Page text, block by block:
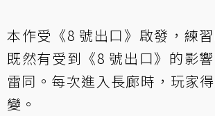
本作受《8 號出口》啟發，練
既然有受到《8 號出口》的影
雷同。每次進入長廊時，玩家
變。